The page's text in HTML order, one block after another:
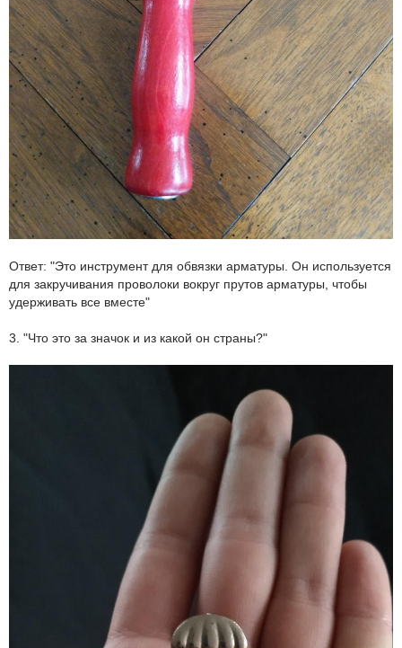
Ответ: "Это инструмент для обвязки арматуры. Он используется
для закручивания проволоки вокруг прутов арматуры, чтобы
удерживать все вместе"
3. "Что это за значок и из какой он страны?"